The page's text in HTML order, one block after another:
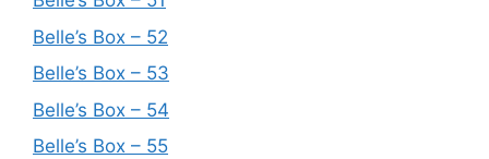
Belle’s Box – 52
Belle’s Box – 53
Belle’s Box – 54
Belle’s Box – 55